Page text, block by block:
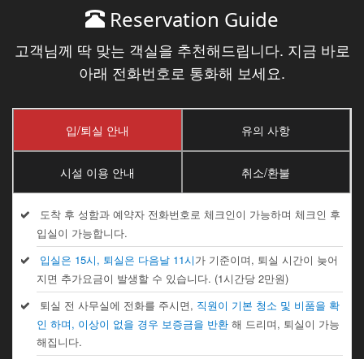
Reservation Guide
고객님께 딱 맞는 객실을 추천해드립니다. 지금 바로
아래 전화번호로 통화해 보세요.
입/퇴실 안내 유의 사항
시설 이용 안내 취소/환불
도착 후 성함과 예약자 전화번호로 체크인이 가능하며 체크인 후
입실이 가능합니다.
입실은 15시, 퇴실은 다음날 11시가 기준이며, 퇴실 시간이 늦어
지면 추가요금이 발생할 수 있습니다. (1시간당 2만원)
퇴실 전 사무실에 전화를 주시면, 직원이 기본 청소 및 비품을 확
인 하며, 이상이 없을 경우 보증금을 반환해 드리며, 퇴실이 가능
해집니다.